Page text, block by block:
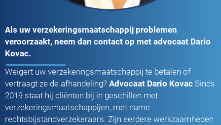
Als uw verzekeringsmaatschappij problemen
veroorzaakt, neem dan contact op met advocaat Dario
Kovac.
Weigert uw verzekeringsmaatschappij te betalen of
vertraagt ze de afhandeling? Advocaat Dario Kovac Sinds
2019 staat hij cliënten bij in geschillen met
verzekeringsmaatschappijen, met name
rechtsbijstandverzekeraars. Zijn eerdere werkzaamheden